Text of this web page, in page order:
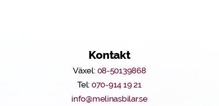
Kontakt
Växel: 08-50139868
Tel: 070-914 19 21
info@melinasbilar.se